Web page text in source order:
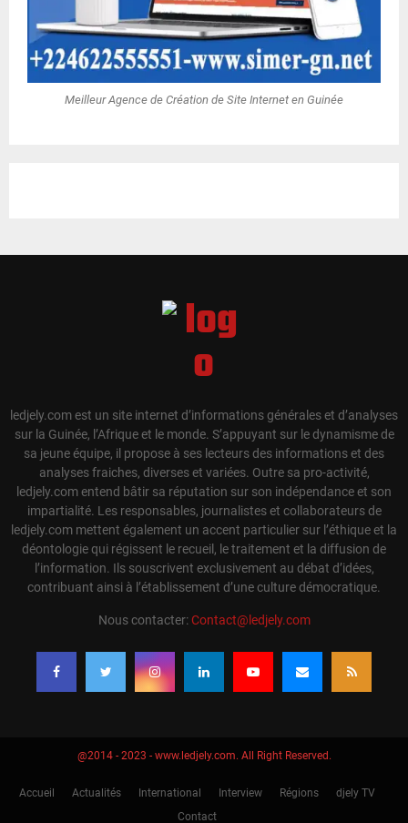
Meilleur Agence de Création de Site Internet en Guinée
ledjely.com est un site internet d’informations générales et d’analyses
sur la Guinée, l’Afrique et le monde. S’appuyant sur le dynamisme de
sa jeune équipe, il propose à ses lecteurs des informations et des
analyses fraiches, diverses et variées. Outre sa pro-activité,
ledjely.com entend bâtir sa réputation sur son indépendance et son
impartialité. Les responsables, journalistes et collaborateurs de
ledjely.com mettent également un accent particulier sur l’éthique et la
déontologie qui régissent le recueil, le traitement et la diffusion de
l’information. Ils souscrivent exclusivement au débat d’idées,
contribuant ainsi à l’établissement d’une culture démocratique.
Nous contacter:Contact@ledjely.com
@2014 - 2023 - www.ledjely.com. All Right Reserved.
Accueil Actualités International Interview Régions
djely TV
Contact